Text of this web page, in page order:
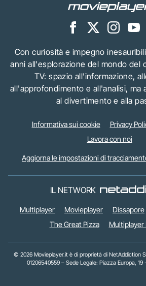
Con curiosità e impegno
anni all'esplorazione del mondo del
TV: spazio all'informazione,
all'approfondimento e all'analisi, ma
al divertimento e alla
Informativa sui cookie Privacy
Lavora con noi
Aggiorna le impostazioni di
IL NETWORK
Multiplayer Movieplayer Dissapore
The Great Pizza
Multiplayer
© 2026 Movieplayer.it è di proprietà di NetAddiction
01206540559 – Sede Legale: Piazza Europa, 19